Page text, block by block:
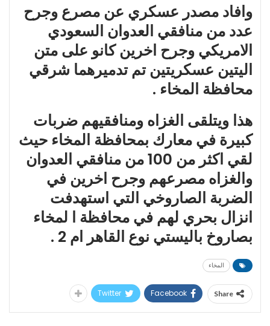
وافاد مصدر عسكري عن مصرع وجرح
عدد من منافقي العدوان السعودي
الامريكي وجرح اخرين كانو على متن
اليتين عسكريتين تم تدميرهما شرقي
محافظة المخاء .
هذا ويتلقى الغزاه ومنافقيهم ضربات
كبيرة في معارك بمحافظة المخاء حيث
لقي اكثر من 100 من منافقي العدوان
والغزاه مصرعهم وجرح اخرين في
الضربة الصاروخي التي استهدفت
انزال بحري لهم في محافظة ا لمخاء
بصاروخ باليستي نوع القاهر ام 2 .
المخاء
Share
Facebook
Twitter